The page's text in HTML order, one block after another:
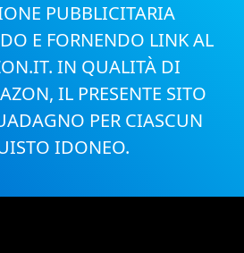
PUBBLICITARIA
E FORNENDO LINK AL
IN QUALITÀ DI
IL PRESENTE SITO
PER CIASCUN
IDONEO.